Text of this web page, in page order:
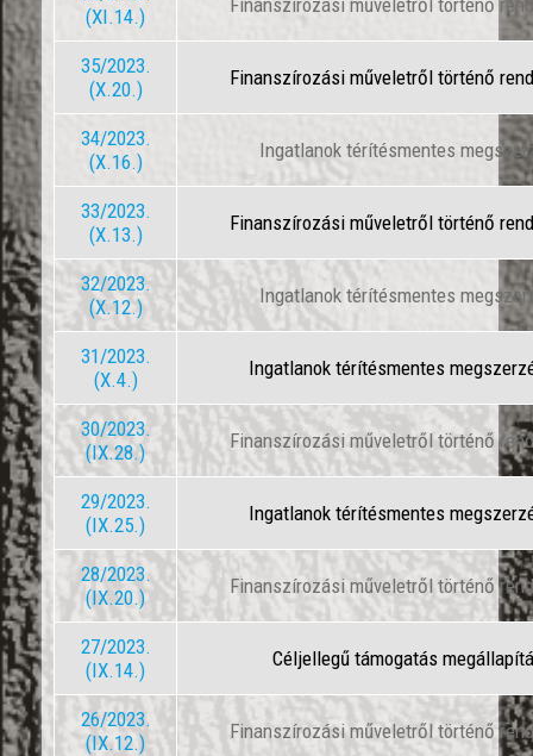
(XI.14.)
Finanszírozási műveletről történő
35/2023.
(X.20.)
Finanszírozási műveletről történő
34/2023.
(X.16.)
Ingatlanok térítésmentes
33/2023.
(X.13.)
Finanszírozási műveletről történő
32/2023.
(X.12.)
Ingatlanok térítésmentes
31/2023.
(X.4.)
Ingatlanok térítésmentes
30/2023.
(IX.28.)
Finanszírozási műveletről történő
29/2023.
(IX.25.)
Ingatlanok térítésmentes
28/2023.
(IX.20.)
Finanszírozási műveletről történő
27/2023.
(IX.14.)
Céljellegű támogatás
26/2023.
(IX.12.)
Finanszírozási műveletről történő